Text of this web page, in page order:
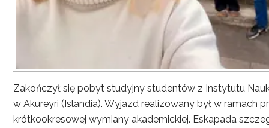
Zakończył się pobyt studyjny studentów z Instytutu
w Akureyri (Islandia). Wyjazd realizowany był w ramach
krótkookresowej wymiany akademickiej. Eskapada